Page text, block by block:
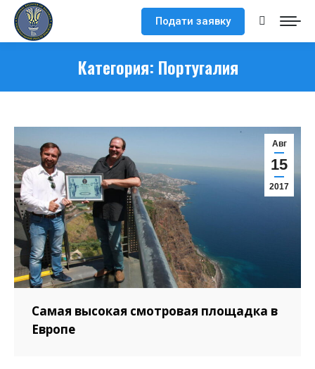
Подати заявку Поиск:
Категория: Португалия
Авг
15
2017
Самая высокая смотровая площадка в
Европе